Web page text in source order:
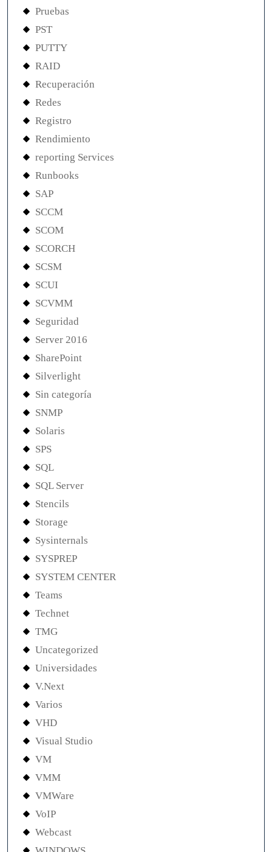
Pruebas
PST
PUTTY
RAID
Recuperación
Redes
Registro
Rendimiento
reporting Services
Runbooks
SAP
SCCM
SCOM
SCORCH
SCSM
SCUI
SCVMM
Seguridad
Server 2016
SharePoint
Silverlight
Sin categoría
SNMP
Solaris
SPS
SQL
SQL Server
Stencils
Storage
Sysinternals
SYSPREP
SYSTEM CENTER
Teams
Technet
TMG
Uncategorized
Universidades
V.Next
Varios
VHD
Visual Studio
VM
VMM
VMWare
VoIP
Webcast